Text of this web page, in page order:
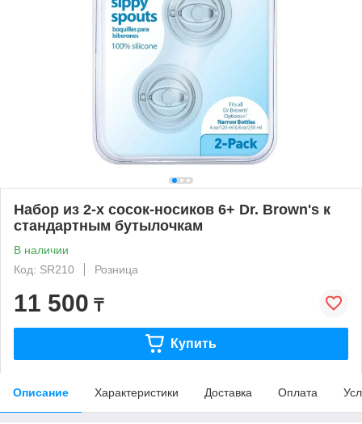
Набор из 2-х сосок-носиков 6+ Dr. Brown's к
стандартным бутылочкам
В наличии
Код: SR210
Розница
11 500 ₸
Купить
Описание Характеристики Доставка Оплата